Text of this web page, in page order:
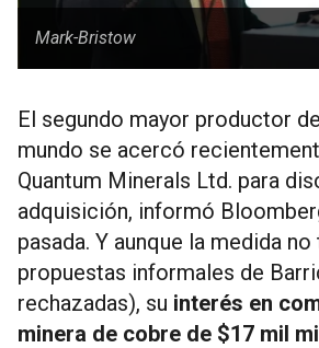
Mark-Bristow
El segundo mayor productor
mundo se acercó
Quantum Minerals Ltd. para
adquisición, informó
pasada. Y aunque la medida
propuestas informales de
rechazadas), su interés en
minera de cobre de $17 mil